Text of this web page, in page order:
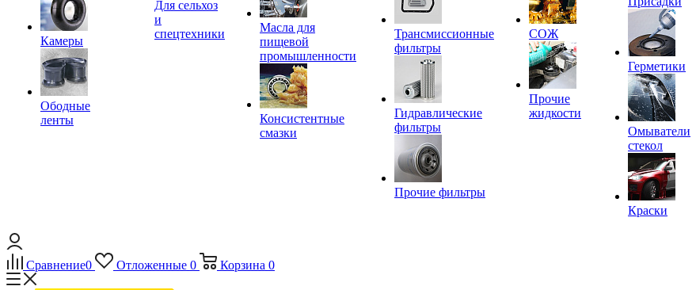
Камеры
Ободные
ленты
Для сельхоз
и
спецтехники
Масла для
пищевой
промышленности
Консистентные
смазки
Трансмиссионные
фильтры
Гидравлические
фильтры
Прочие фильтры
СОЖ
Прочие
жидкости
Герметики
Омыватели
стекол
Краски
Сравнение0 Отложенные 0 Корзина 0